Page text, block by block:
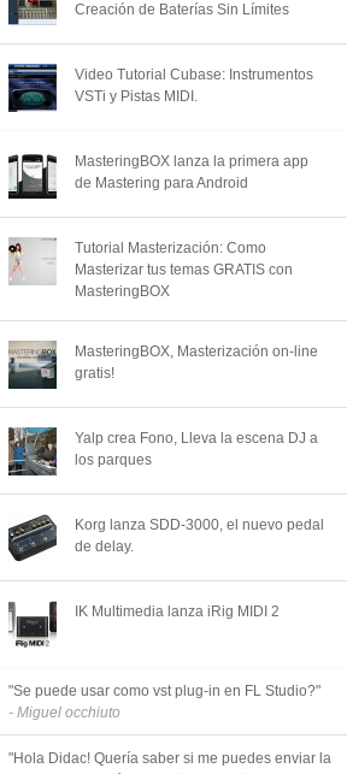
Creación de Baterías Sin Límites
Video Tutorial Cubase: Instrumentos
VSTi y Pistas MIDI.
MasteringBOX lanza la primera app
de Mastering para Android
Tutorial Masterización: Como
Masterizar tus temas GRATIS con
MasteringBOX
MasteringBOX, Masterización on-line
gratis!
Yalp crea Fono, Lleva la escena DJ a
los parques
Korg lanza SDD-3000, el nuevo pedal
de delay.
IK Multimedia lanza iRig MIDI 2
"Se puede usar como vst plug-in en FL Studio?"
- Miguel occhiuto
"Hola Didac! Quería saber si me puedes enviar la